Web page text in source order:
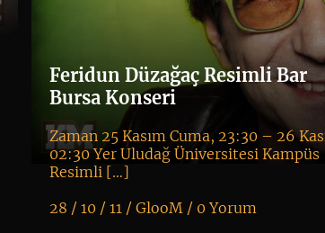
Feridun Düzağaç Resimli Bar
Bursa Konseri
Zaman 25 Kasım Cuma, 23:30 – 26
02:30 Yer Uludağ Üniversitesi Kampüs
Resimli […]
28 / 10 / 11 /GlooM / 0 Yorum